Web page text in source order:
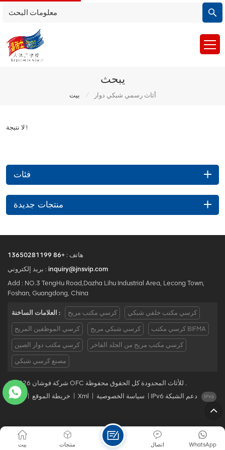
يبحث
بيت / أثاث رسمي شبكي دوار
لا نتيجة !
فئات
منتجات جديدة
هاتف : +86 13650281199
بريد إلكتروني : inquiry@jnsvip.com
Add : NO.3 TengHu Road,Dazha Lihu Industrial Area, Lecong Town,
Foshan, Guangdong, China
العلامات الساخنة : كرسي مكتب مريح كرسي مكتب خلفي شبكي
كرسي الموظفين المريح كرسي شبكي مريح كرسي مكتب BIFMA
كرسي مكتب دوار الصين كرسي مكتب مريح من الجلد الفاخر
مصنع كرسي شبكي
© 2026 شركة فوشان OFC للأثاث المحدودة كل الحقوق محفوظة .
مدونة | خريطة الموقع Xml سياسة الخصوصية
بيت منتجات WhatsApp اتصال